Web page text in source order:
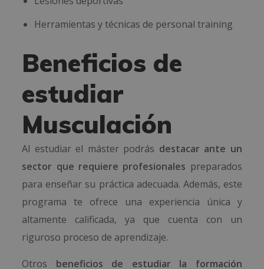
Herramientas y técnicas de personal training
Beneficios de
estudiar
Musculación
Al estudiar el máster podrás destacar ante un
sector que requiere profesionales preparados
para enseñar su práctica adecuada. Además, este
programa te ofrece una experiencia única y
altamente calificada, ya que cuenta con un
riguroso proceso de aprendizaje.
Otros beneficios de estudiar la formación